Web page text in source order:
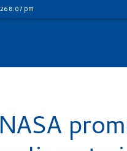
8:07 pm